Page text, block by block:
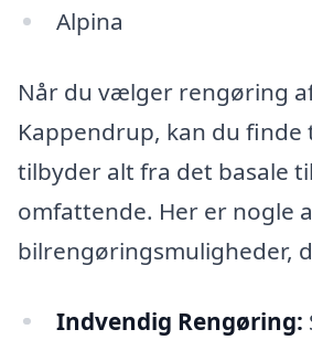
Alpina
Når du vælger rengøring
Kappendrup, kan du finde
tilbyder alt fra det basale
omfattende. Her er nogle
bilrengøringsmuligheder,
Indvendig Rengøring: